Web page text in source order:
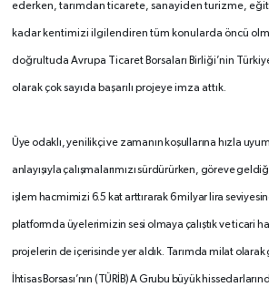
ederken, tarımdan ticarete, sanayiden turizme,
kadar kentimizi ilgilendiren tüm konularda öncü
doğrultuda Avrupa Ticaret Borsaları Birliği’nin
olarak çok sayıda başarılı projeye imza attık.
Üye odaklı, yenilikçi ve zamanın koşullarına hızla
anlayışıyla çalışmalarımızı sürdürürken, göreve
işlem hacmimizi 6.5 kat arttırarak 6 milyar lira
platformda üyelerimizin sesi olmaya çalıştık ve ticari
projelerin de içerisinde yer aldık. Tarımda milat
İhtisas Borsası’nın (TÜRİB) A Grubu büyük